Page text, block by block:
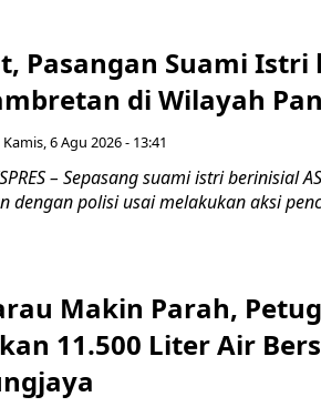
Pasangan Suami
di Wilayah
Kamis, 6 Agu 2026 - 13:41
– Sepasang suami istri berinisial
dengan polisi usai melakukan aksi
Makin Parah,
11.500 Liter Air